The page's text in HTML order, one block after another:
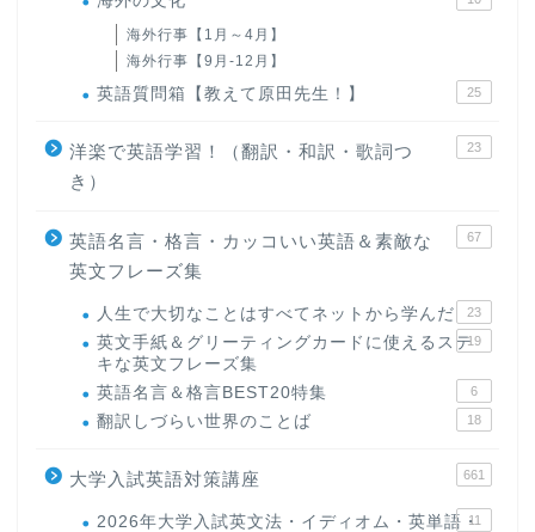
海外行事【1月～4月】
海外行事【9月-12月】
英語質問箱【教えて原田先生！】 25
洋楽で英語学習！（翻訳・和訳・歌詞つ
き）
23
英語名言・格言・カッコいい英語＆素敵な
英文フレーズ集
67
人生で大切なことはすべてネットから学んだ 23
英文手紙＆グリーティングカードに使えるステ
キな英文フレーズ集
19
英語名言＆格言BEST20特集 6
翻訳しづらい世界のことば 18
大学入試英語対策講座 661
2026年大学入試英文法・イディオム・英単語・
11